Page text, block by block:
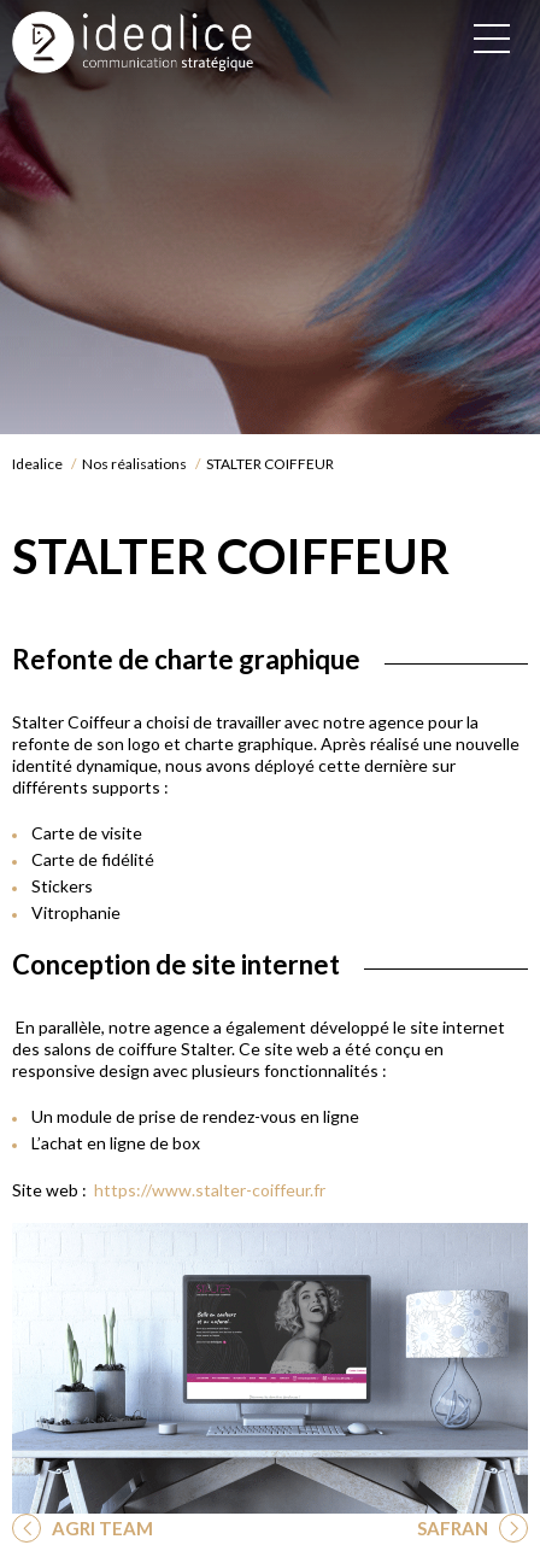
Idealice Nos réalisations STALTER COIFFEUR
STALTER COIFFEUR
Refonte de charte graphique
Stalter Coiffeur a choisi de travailler avec notre agence pour la
refonte de son logo et charte graphique. Après réalisé une nouvelle
identité dynamique, nous avons déployé cette dernière sur
différents supports :
Carte de visite
Carte de fidélité
Stickers
Vitrophanie
Conception de site internet
En parallèle, notre agence a également développé le site internet
des salons de coiffure Stalter. Ce site web a été conçu en
responsive design avec plusieurs fonctionnalités :
Un module de prise de rendez-vous en ligne
L’achat en ligne de box
Site web : https://www.stalter-coiffeur.fr
AGRI TEAM SAFRAN